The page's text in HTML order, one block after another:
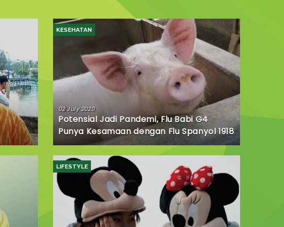
KESEHATAN
02 July 2020
Potensial Jadi Pandemi, Flu Babi G4
Punya Kesamaan dengan Flu Spanyol 1918
LIFESTYLE